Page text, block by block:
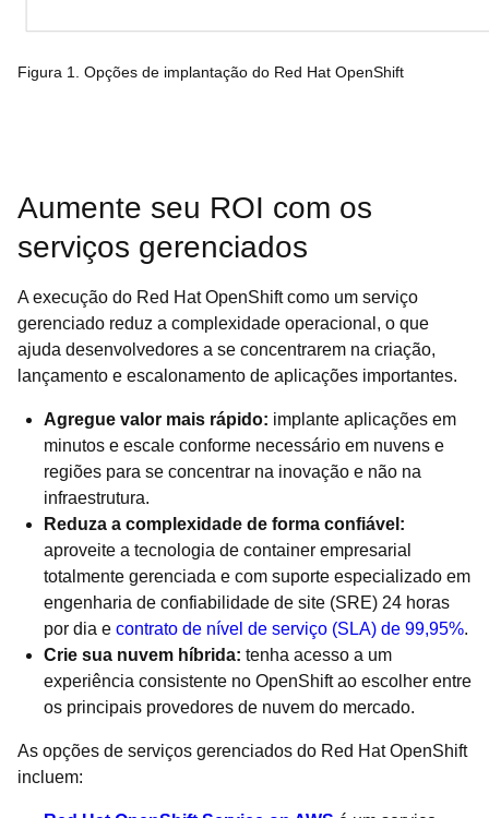
Figura 1. Opções de implantação do Red Hat OpenShift
Aumente seu ROI com os
serviços gerenciados
A execução do Red Hat OpenShift como um serviço
gerenciado reduz a complexidade operacional, o que
ajuda desenvolvedores a se concentrarem na criação,
lançamento e escalonamento de aplicações importantes.
Agregue valor mais rápido: implante aplicações em
minutos e escale conforme necessário em nuvens e
regiões para se concentrar na inovação e não na
infraestrutura.
Reduza a complexidade de forma confiável:
aproveite a tecnologia de container empresarial
totalmente gerenciada e com suporte especializado em
engenharia de confiabilidade de site (SRE) 24 horas
por dia e contrato de nível de serviço (SLA) de 99,95%.
Crie sua nuvem híbrida: tenha acesso a um
experiência consistente no OpenShift ao escolher entre
os principais provedores de nuvem do mercado.
As opções de serviços gerenciados do Red Hat OpenShift
incluem: